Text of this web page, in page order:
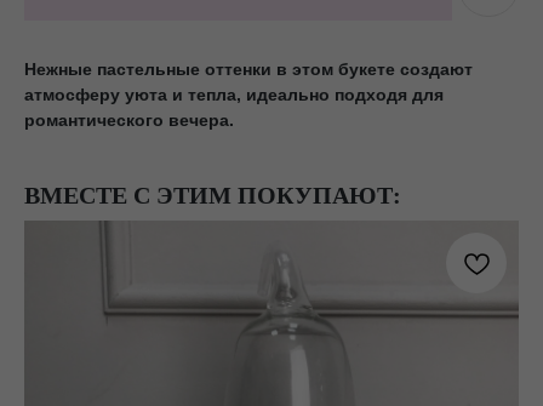
Нежные пастельные оттенки в этом букете создают
атмосферу уюта и тепла, идеально подходя для
романтического вечера.
ВМЕСТЕ С ЭТИМ ПОКУПАЮТ: